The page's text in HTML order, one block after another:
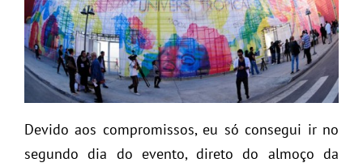
Devido aos compromissos, eu só consegui ir no
segundo dia do evento, direto do almoço da